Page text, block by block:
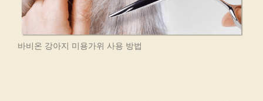
바비온 강아지 미용가위 사용 방법